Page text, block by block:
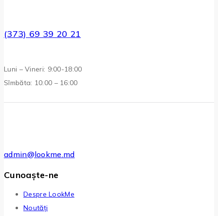
(373) 69 39 20 21
Luni – Vineri: 9:00-18:00
Sîmbăta: 10:00 – 16:00
admin@lookme.md
Cunoaște-ne
Despre LookMe
Noutăți